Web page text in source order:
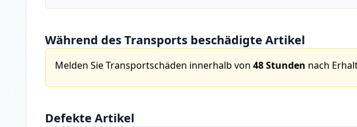
Während des Transports beschädigte Artikel
Melden Sie Transportschäden innerhalb von 48 Stunden nach
Defekte Artikel